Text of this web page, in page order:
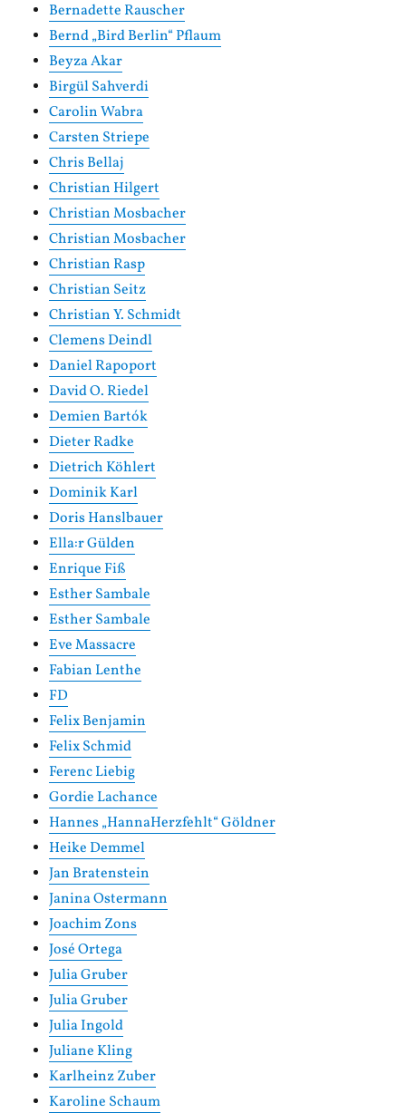
Bernadette Rauscher
Bernd „Bird Berlin“ Pflaum
Beyza Akar
Birgül Sahverdi
Carolin Wabra
Carsten Striepe
Chris Bellaj
Christian Hilgert
Christian Mosbacher
Christian Mosbacher
Christian Rasp
Christian Seitz
Christian Y. Schmidt
Clemens Deindl
Daniel Rapoport
David O. Riedel
Demien Bartók
Dieter Radke
Dietrich Köhlert
Dominik Karl
Doris Hanslbauer
Ella:r Gülden
Enrique Fiß
Esther Sambale
Esther Sambale
Eve Massacre
Fabian Lenthe
FD
Felix Benjamin
Felix Schmid
Ferenc Liebig
Gordie Lachance
Hannes „HannaHerzfehlt“ Göldner
Heike Demmel
Jan Bratenstein
Janina Ostermann
Joachim Zons
José Ortega
Julia Gruber
Julia Gruber
Julia Ingold
Juliane Kling
Karlheinz Zuber
Karoline Schaum